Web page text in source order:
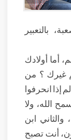
بالتعبير
أما أولادك
غيرك ؟ من
إذا انحرفوا
الله، ولا
والثاني ابن
أنت تصبح